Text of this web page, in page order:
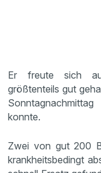
Er freute sich
größtenteils gut
konnte.
Zwei von gut 200
krankheitsbedingt